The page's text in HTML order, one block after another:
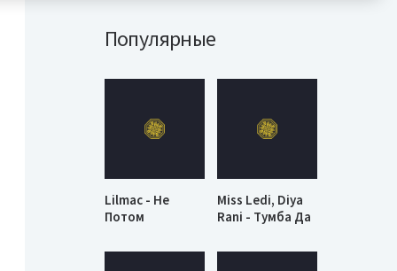
Популярные
Lilmac - Не
Потом
Miss Ledi, Diya
Rani - Тумба Да